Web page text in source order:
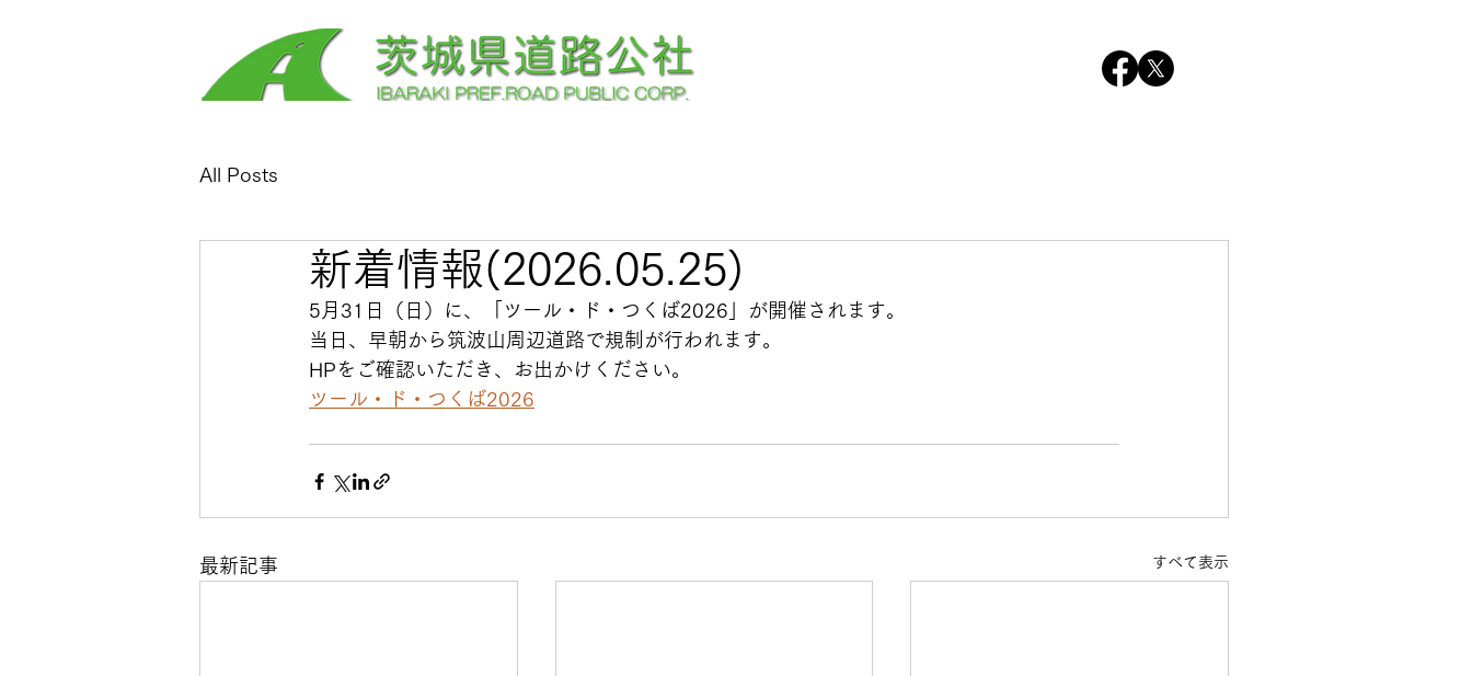
All Posts
新着情報(2026.05.25)
5月31日（日）に、「ツール・ド・つくば2026」が開催されます。
当日、早朝から筑波山周辺道路で規制が行われます。
HPをご確認いただき、お出かけください。
ツール・ド・つくば2026
最新記事 すべて表示